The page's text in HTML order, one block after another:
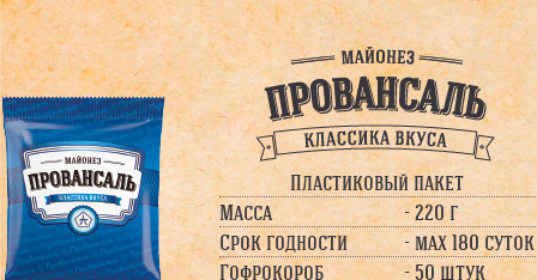
Пластиковый пакет
Масса
- 220 г
Срок годности
- max 180 суток
Гофрокороб
- 50 штук